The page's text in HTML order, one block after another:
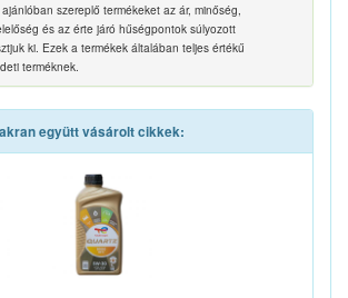
szereplő termékeket az ár, minőség,
és az érte járó hűségpontok súlyozott
ki. Ezek a termékek általában teljes értékű
terméknek.
együtt vásárolt cikkek: